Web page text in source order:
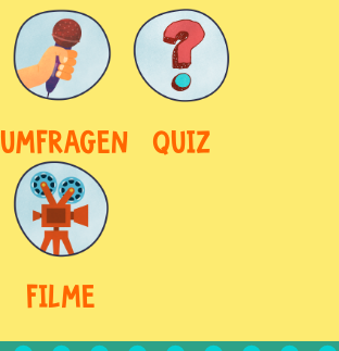
UMFRAGEN QUIZ
FILME